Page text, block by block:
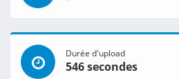
Durée d'upload
546 secondes